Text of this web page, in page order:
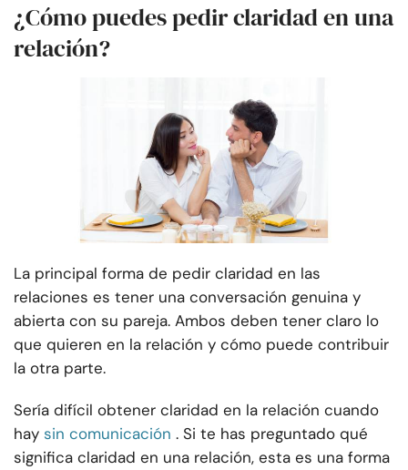
¿Cómo puedes pedir claridad en una
relación?
La principal forma de pedir claridad en las
relaciones es tener una conversación genuina y
abierta con su pareja. Ambos deben tener claro lo
que quieren en la relación y cómo puede contribuir
la otra parte.
Sería difícil obtener claridad en la relación cuando
hay sin comunicación . Si te has preguntado qué
significa claridad en una relación, esta es una forma